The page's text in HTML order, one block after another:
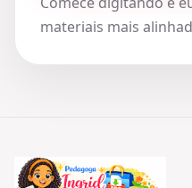
materiais mais